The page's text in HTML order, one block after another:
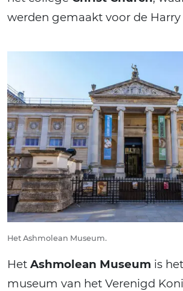
werden gemaakt voor de
Het Ashmolean Museum.
Het Ashmolean Museum is
museum van het Verenigd